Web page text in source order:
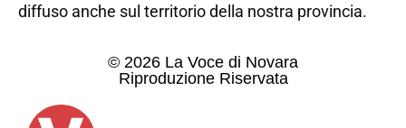
diffuso anche sul territorio della nostra provincia.
© 2026 La Voce di Novara
Riproduzione Riservata